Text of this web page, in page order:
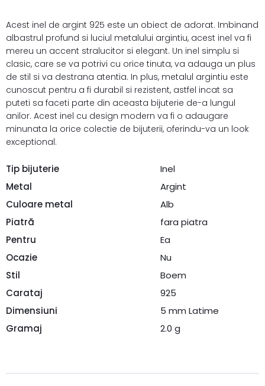
Acest inel de argint 925 este un obiect de adorat. Imbinand
albastrul profund si luciul metalului argintiu, acest inel va fi
mereu un accent stralucitor si elegant. Un inel simplu si
clasic, care se va potrivi cu orice tinuta, va adauga un plus
de stil si va destrana atentia. In plus, metalul argintiu este
cunoscut pentru a fi durabil si rezistent, astfel incat sa
puteti sa faceti parte din aceasta bijuterie de-a lungul
anilor. Acest inel cu design modern va fi o adaugare
minunata la orice colectie de bijuterii, oferindu-va un look
exceptional.
Tip bijuterie
Inel
Metal
Argint
Culoare metal
Alb
Piatră
fara piatra
Pentru
Ea
Ocazie
Nu
Stil
Boem
Carataj
925
Dimensiuni
5 mm Latime
Gramaj
2.0 g